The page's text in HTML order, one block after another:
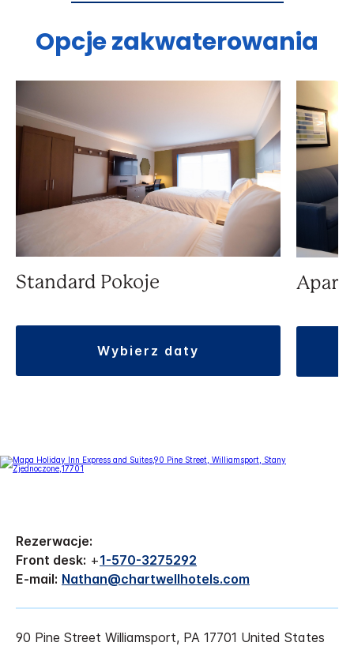
Opcje zakwaterowania
Standard Pokoje
wybierz daty
Rezerwacje:
Front desk: +1-570-3275292
E-mail: Nathan@chartwellhotels.com
90 Pine Street Williamsport, PA 17701 United States